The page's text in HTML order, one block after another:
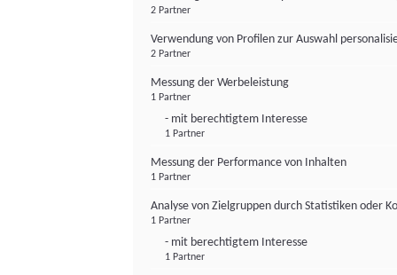
2 Partner
Verwendung von Profilen zur Auswahl
2 Partner
Messung der Werbeleistung
1 Partner
- mit berechtigtem Interesse
1 Partner
Messung der Performance von Inhalten
1 Partner
Analyse von Zielgruppen durch Statistiken oder
1 Partner
- mit berechtigtem Interesse
1 Partner